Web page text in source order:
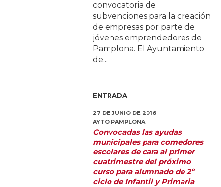
convocatoria de
subvenciones para la creación
de empresas por parte de
jóvenes emprendedores de
Pamplona. El Ayuntamiento
de...
ENTRADA
27 DE JUNIO DE 2016
AYTO PAMPLONA
Convocadas las ayudas
municipales para comedores
escolares de cara al primer
cuatrimestre del próximo
curso para alumnado de 2º
ciclo de Infantil y Primaria